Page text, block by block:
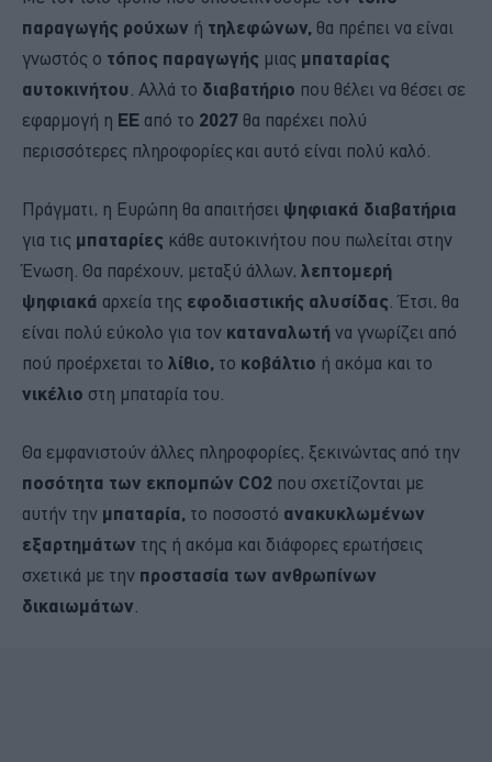
παραγωγής ρούχων ή τηλεφώνων, θα πρέπει να είναι
γνωστός ο τόπος παραγωγής μιας μπαταρίας
αυτοκινήτου . Αλλά το διαβατήριο που θέλει να θέσει σε
εφαρμογή η ΕΕ από το 2027 θα παρέχει πολύ
περισσότερες πληροφορίες και αυτό είναι πολύ καλό.
Πράγματι, η Ευρώπη θα απαιτήσει ψηφιακά διαβατήρια
για τις μπαταρίες κάθε αυτοκινήτου που πωλείται στην
Ένωση. Θα παρέχουν, μεταξύ άλλων, λεπτομερή
ψηφιακά αρχεία της εφοδιαστικής αλυσίδας . Έτσι, θα
είναι πολύ εύκολο για τον καταναλωτή να γνωρίζει από
πού προέρχεται το λίθιο, το κοβάλτιο ή ακόμα και το
νικέλιο στη μπαταρία του.
Θα εμφανιστούν άλλες πληροφορίες, ξεκινώντας από την
ποσότητα των εκπομπών CO2 που σχετίζονται με
αυτήν την μπαταρία, το ποσοστό ανακυκλωμένων
εξαρτημάτων της ή ακόμα και διάφορες ερωτήσεις
σχετικά με την προστασία των ανθρωπίνων
δικαιωμάτων